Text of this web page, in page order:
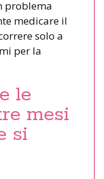
problema
medicare il
solo a
per la
le
mesi
si